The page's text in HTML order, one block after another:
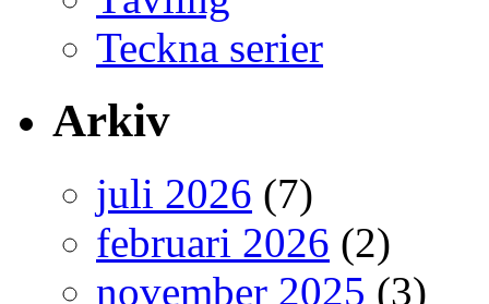
Teckna serier
Arkiv
juli 2026 (7)
februari 2026 (2)
november 2025 (3)